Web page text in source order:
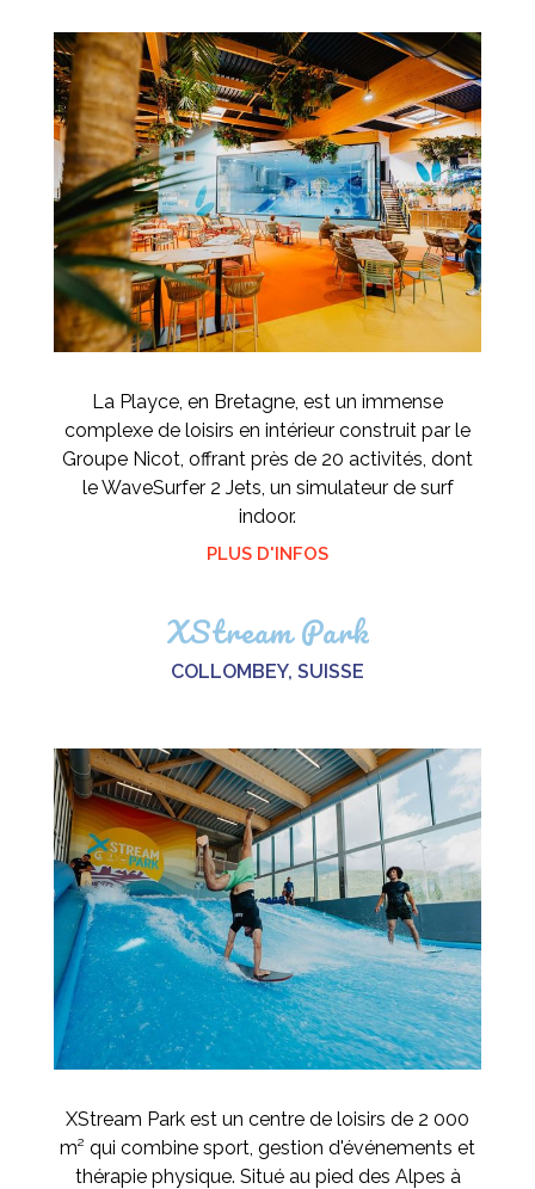
La Playce, en Bretagne, est un immense
complexe de loisirs en intérieur construit par le
Groupe Nicot, offrant près de 20 activités, dont
le WaveSurfer 2 Jets, un simulateur de surf
indoor.
PLUS D'INFOS
XStream Park
COLLOMBEY, SUISSE
XStream Park est un centre de loisirs de 2 000
m² qui combine sport, gestion d'événements et
thérapie physique. Situé au pied des Alpes à